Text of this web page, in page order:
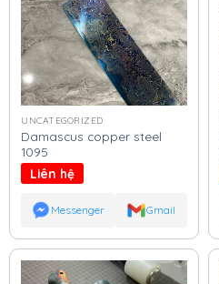
UNCATEGORIZED
Damascus copper steel
1095
Liên hệ
Messenger Gmail